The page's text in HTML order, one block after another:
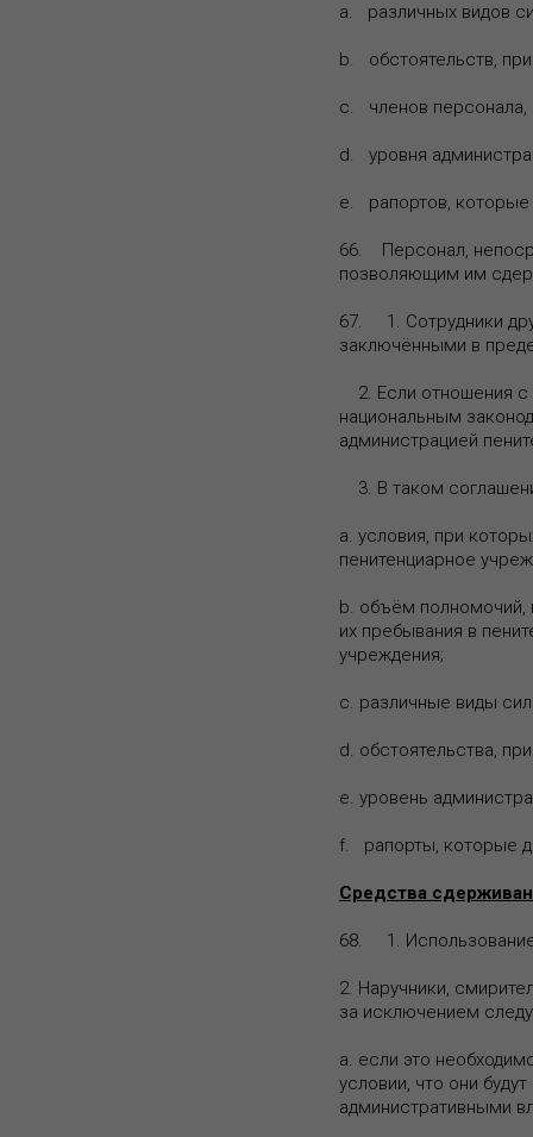
a. различных видов
b. обстоятельств,
c. членов персонала,
d. уровня
e. рапортов, которые
66. Персонал,
позволяющим им
67. 1. Сотрудники
заключёнными в
2. Если отношения с
национальным
администрацией
3. В таком
a. условия, при
пенитенциарное
b. объём полномочий,
их пребывания в
учреждения;
c. различные виды
d. обстоятельства,
e. уровень
f. рапорты, которые
Средства
68. 1.
2. Наручники,
за исключением
a. если это
условии, что они
административными